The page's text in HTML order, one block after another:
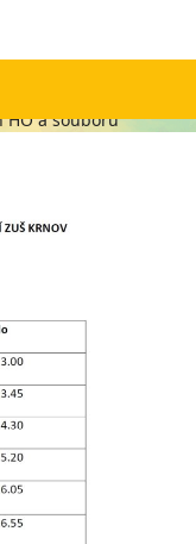
HO a souborů